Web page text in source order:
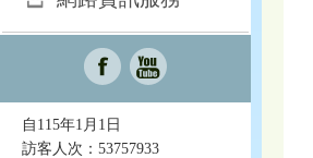
自115年1月1日
訪客人次：53757933